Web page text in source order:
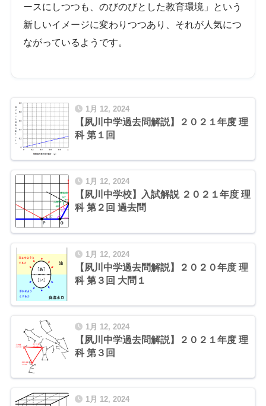
ースにしつつも、のびのびとした教育環境」という
新しいイメージに変わりつつあり、それが人気につ
ながっているようです。
1月 12, 2024
【夙川中学過去問解説】２０２１年度 理
科 第１回
1月 12, 2024
【夙川中学校】入試解説 ２０２１年度 理
科 第２回 過去問
1月 12, 2024
【夙川中学過去問解説】２０２０年度 理
科 第３回 大問１
1月 12, 2024
【夙川中学過去問解説】２０２１年度 理
科 第３回
1月 12, 2024